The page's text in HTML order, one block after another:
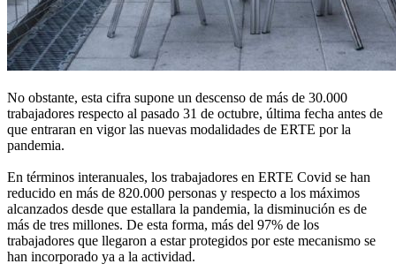
No obstante, esta cifra supone un descenso de más de 30.000
trabajadores respecto al pasado 31 de octubre, última fecha antes de
que entraran en vigor las nuevas modalidades de ERTE por la
pandemia.
En términos interanuales, los trabajadores en ERTE Covid se han
reducido en más de 820.000 personas y respecto a los máximos
alcanzados desde que estallara la pandemia, la disminución es de
más de tres millones. De esta forma, más del 97% de los
trabajadores que llegaron a estar protegidos por este mecanismo se
han incorporado ya a la actividad.